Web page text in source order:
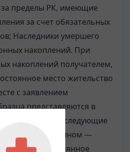
за пределы РК, имеющие
за счет обязательных
Наследники умершего
накоплений. При
накоплений получателем,
место жительство
с заявлением
представляются в
фонд следующие
гражданином —
визой на постоянное